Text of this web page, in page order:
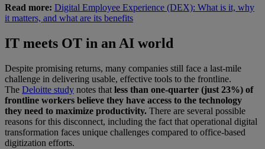
Read more: Digital Employee Experience (DEX): What is it, why
it matters, and what are its benefits
IT meets OT in an AI world
Despite promising returns, many companies still face a last-mile
challenge in delivering usable, effective tools to the frontline.
The Deloitte study notes that less than one-quarter (just 23%) of
frontline workers believe they have access to the technology
they need to maximize productivity. There are several possible
reasons for this disconnect, including the fact that operational digital
transformation faces unique challenges compared to office-based
digitization efforts.